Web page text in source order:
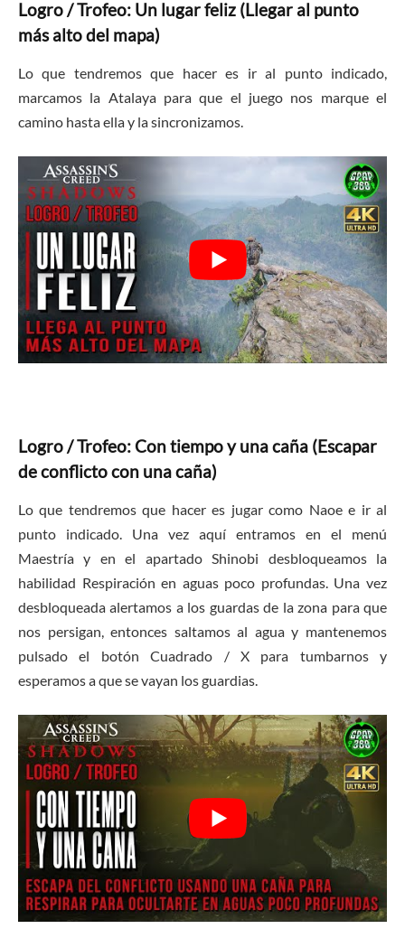
Logro / Trofeo: Un lugar feliz (Llegar al punto
más alto del mapa)
Lo que tendremos que hacer es ir al punto indicado,
marcamos la Atalaya para que el juego nos marque el
camino hasta ella y la sincronizamos.
Logro / Trofeo: Con tiempo y una caña (Escapar
de conflicto con una caña)
Lo que tendremos que hacer es jugar como Naoe e ir al
punto indicado. Una vez aquí entramos en el menú
Maestría y en el apartado Shinobi desbloqueamos la
habilidad Respiración en aguas poco profundas. Una vez
desbloqueada alertamos a los guardas de la zona para que
nos persigan, entonces saltamos al agua y mantenemos
pulsado el botón Cuadrado / X para tumbarnos y
esperamos a que se vayan los guardias.